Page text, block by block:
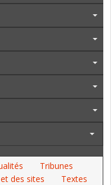
Tribunes
des sites
Textes